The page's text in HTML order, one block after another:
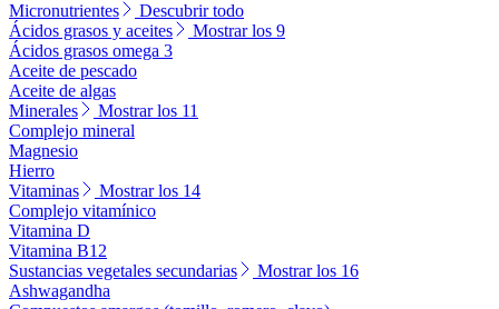
Micronutrientes
Descubrir todo
Ácidos grasos y aceites
Mostrar los 9
Ácidos grasos omega 3
Aceite de pescado
Aceite de algas
Minerales
Mostrar los 11
Complejo mineral
Magnesio
Hierro
Vitaminas
Mostrar los 14
Complejo vitamínico
Vitamina D
Vitamina B12
Sustancias vegetales secundarias
Mostrar los 16
Ashwagandha